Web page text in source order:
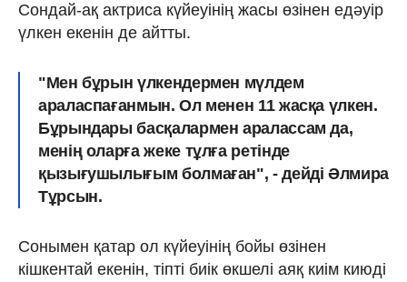
Сондай-ақ актриса күйеуінің жасы өзінен едәуір
үлкен екенін де айтты.
"Мен бұрын үлкендермен мүлдем
араласпағанмын. Ол менен 11 жасқа үлкен.
Бұрындары басқалармен аралассам да,
менің оларға жеке тұлға ретінде
қызығушылығым болмаған", - дейді Әлмира
Тұрсын.
Сонымен қатар ол күйеуінің бойы өзінен
кішкентай екенін, тіпті биік өкшелі аяқ киім киюді